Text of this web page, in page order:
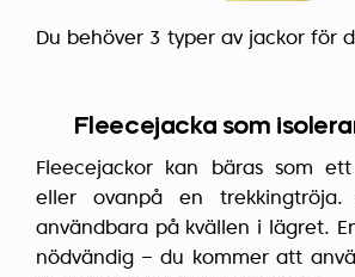
Du behöver 3 typer av jackor för
Fleecejacka som
Fleecejackor kan bäras som
eller ovanpå en
användbara på kvällen i lägret.
nödvändig – du kommer att